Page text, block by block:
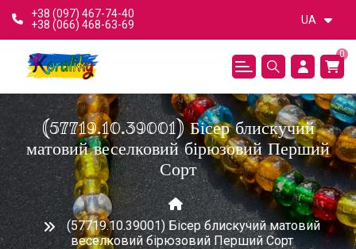
+38 (097) 467-74-40
+38 (066) 468-63-69
UA
0
(57719.10.39001) Бісер блискучий
матовий веселковий бірюзовий Перший
Сорт
(57719.10.39001) Бісер блискучий матовий
веселковий бірюзовий Перший Сорт